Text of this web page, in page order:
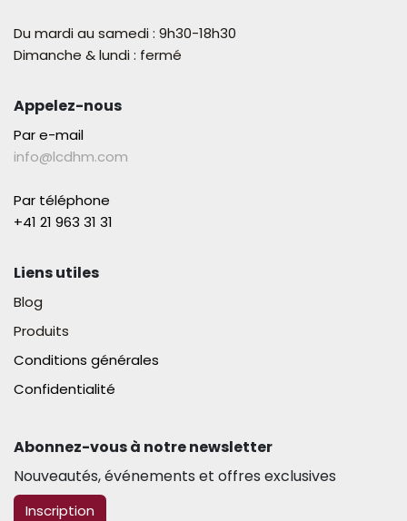
Du mardi au samedi : 9h30-18h30
Dimanche & lundi : fermé
Appelez-nous
Par e-mail
info@lcdhm.com
Par téléphone
+41 21 963 31 31​
Liens utiles
Blog
Produits
Conditions générales
Confidentialité
Abonnez-vous à notre newsletter​
Nouveautés, événements et offres exclusives
​​​​Inscription